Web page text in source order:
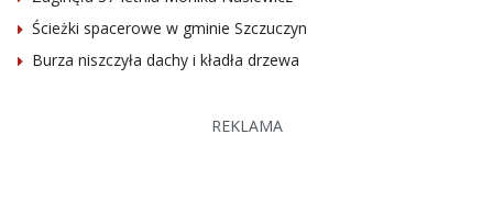
Ścieżki spacerowe w gminie Szczuczyn
Burza niszczyła dachy i kładła drzewa
REKLAMA